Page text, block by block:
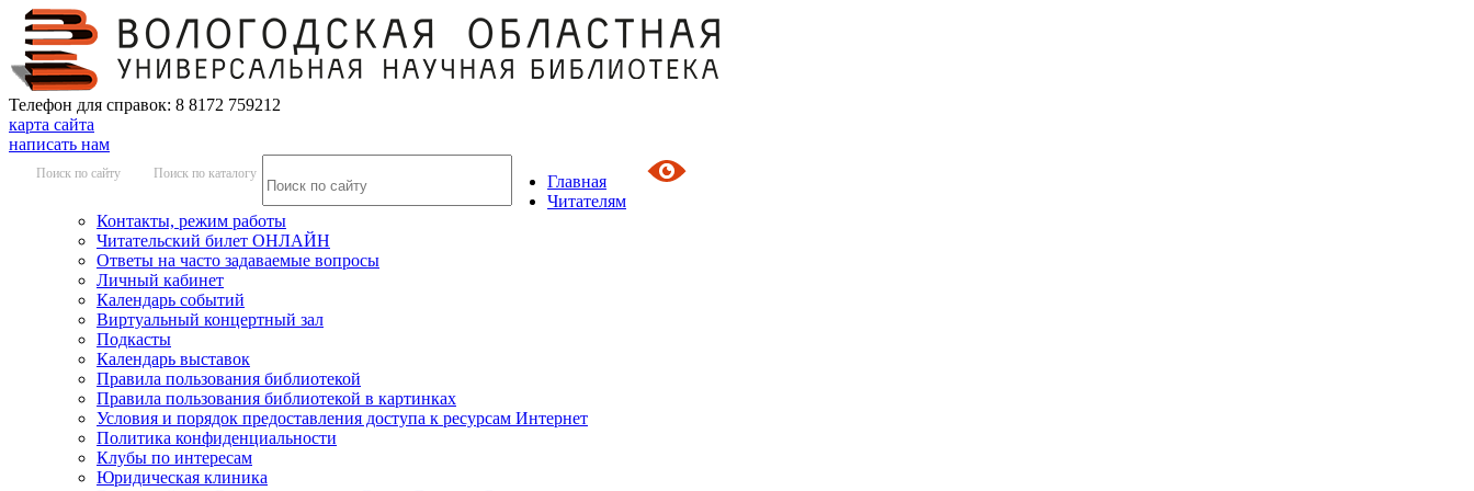
Телефон для справок: 8 8172 759212
карта сайта
написать нам
Поиск по сайту Поиск по каталогу
Главная
Читателям
Контакты, режим работы
Читательский билет ОНЛАЙН
Ответы на часто задаваемые вопросы
Личный кабинет
Календарь событий
Виртуальный концертный зал
Подкасты
Календарь выставок
Правила пользования библиотекой
Правила пользования библиотекой в картинках
Условия и порядок предоставления доступа к ресурсам Интернет
Политика конфиденциальности
Клубы по интересам
Юридическая клиника